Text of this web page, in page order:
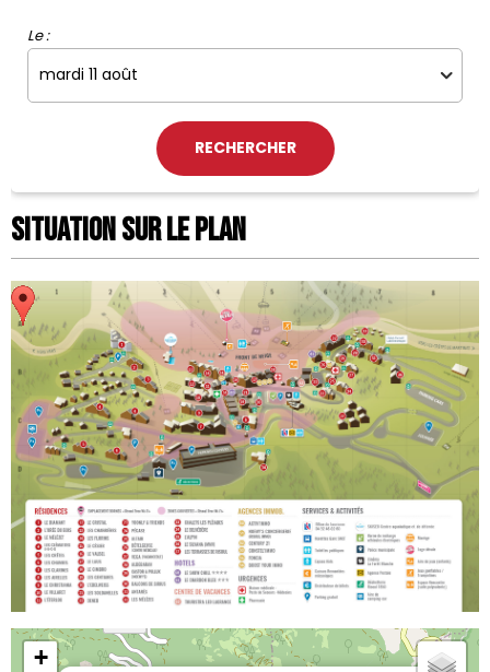
Le :
Situation sur le Plan
+